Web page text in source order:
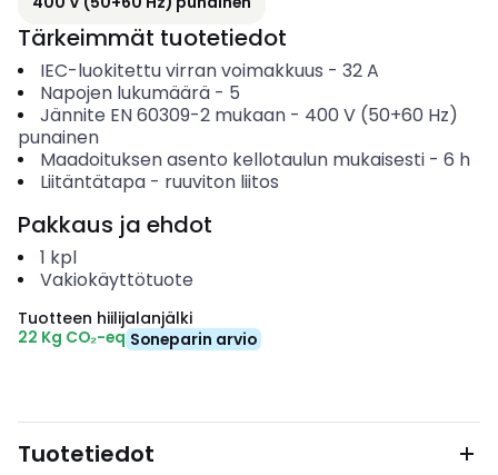
Tärkeimmät tuotetiedot
IEC-luokitettu virran voimakkuus - 32A
Napojen lukumäärä- 5
Jännite EN 60309-2 mukaan- 400 V (50+60 Hz)
punainen
Maadoituksen asento kellotaulun mukaisesti- 6 h
Liitäntätapa- ruuviton liitos
Pakkaus ja ehdot
1 kpl
Vakiokäyttötuote
Tuotteen hiilijalanjälki
22 Kg CO₂-eq Soneparin arvio
Tuotetiedot